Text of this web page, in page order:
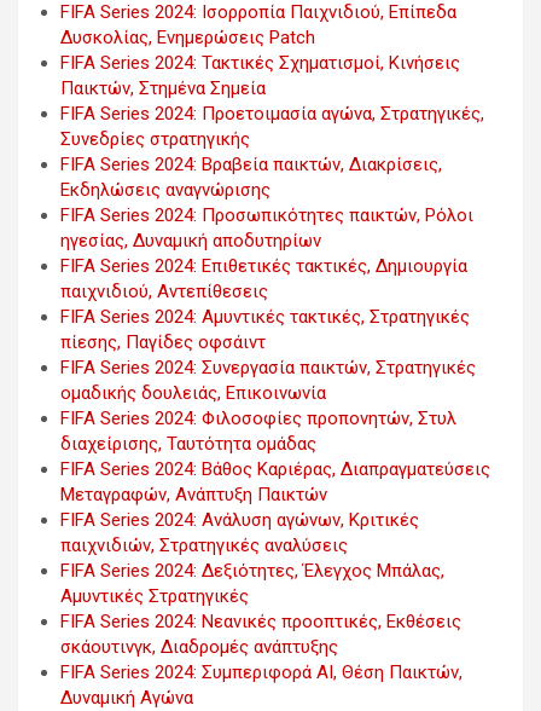
FIFA Series 2024: Ισορροπία Παιχνιδιού, Επίπεδα
Δυσκολίας, Ενημερώσεις Patch
FIFA Series 2024: Τακτικές Σχηματισμοί, Κινήσεις
Παικτών, Στημένα Σημεία
FIFA Series 2024: Προετοιμασία αγώνα, Στρατηγικές,
Συνεδρίες στρατηγικής
FIFA Series 2024: Βραβεία παικτών, Διακρίσεις,
Εκδηλώσεις αναγνώρισης
FIFA Series 2024: Προσωπικότητες παικτών, Ρόλοι
ηγεσίας, Δυναμική αποδυτηρίων
FIFA Series 2024: Επιθετικές τακτικές, Δημιουργία
παιχνιδιού, Αντεπίθεσεις
FIFA Series 2024: Αμυντικές τακτικές, Στρατηγικές
πίεσης, Παγίδες οφσάιντ
FIFA Series 2024: Συνεργασία παικτών, Στρατηγικές
ομαδικής δουλειάς, Επικοινωνία
FIFA Series 2024: Φιλοσοφίες προπονητών, Στυλ
διαχείρισης, Ταυτότητα ομάδας
FIFA Series 2024: Βάθος Καριέρας, Διαπραγματεύσεις
Μεταγραφών, Ανάπτυξη Παικτών
FIFA Series 2024: Ανάλυση αγώνων, Κριτικές
παιχνιδιών, Στρατηγικές αναλύσεις
FIFA Series 2024: Δεξιότητες, Έλεγχος Μπάλας,
Αμυντικές Στρατηγικές
FIFA Series 2024: Νεανικές προοπτικές, Εκθέσεις
σκάουτινγκ, Διαδρομές ανάπτυξης
FIFA Series 2024: Συμπεριφορά AI, Θέση Παικτών,
Δυναμική Αγώνα